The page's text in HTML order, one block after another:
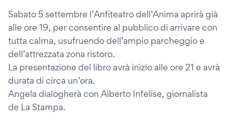
Sabato 5 settembre l’Anfiteatro dell’Anima aprirà già
alle ore 19, per consentire al pubblico di arrivare con
tutta calma, usufruendo dell’ampio parcheggio e
dell’attrezzata zona ristoro.
La presentazione del libro avrà inizio alle ore 21 e avrà
durata di circa un’ora.
Angela dialogherà con Alberto Infelise, giornalista
de La Stampa.